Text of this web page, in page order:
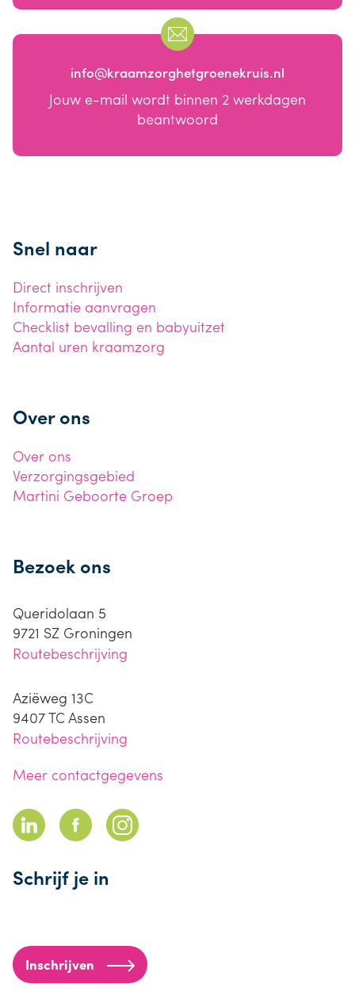
info@kraamzorghetgroenekruis.nl
Jouw e-mail wordt binnen 2 werkdagen
beantwoord
Snel naar
Direct inschrijven
Informatie aanvragen
Checklist bevalling en babyuitzet
Aantal uren kraamzorg
Over ons
Over ons
Verzorgingsgebied
Martini Geboorte Groep
Bezoek ons
Queridolaan 5
9721 SZ Groningen
Routebeschrijving
Aziëweg 13C
9407 TC Assen
Routebeschrijving
Meer contactgegevens
Schrijf je in
Inschrijven